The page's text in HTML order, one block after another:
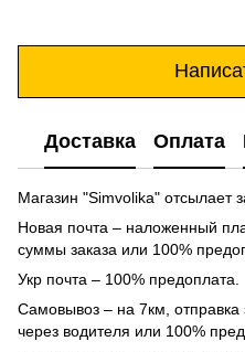
Доставка Оплата
Магазин "Simvolika" отсылает
Новая почта – наложенный
суммы заказа или 100%
Укр почта – 100% предоплата.
Самовывоз – на 7км, отправка
через водителя или 100%